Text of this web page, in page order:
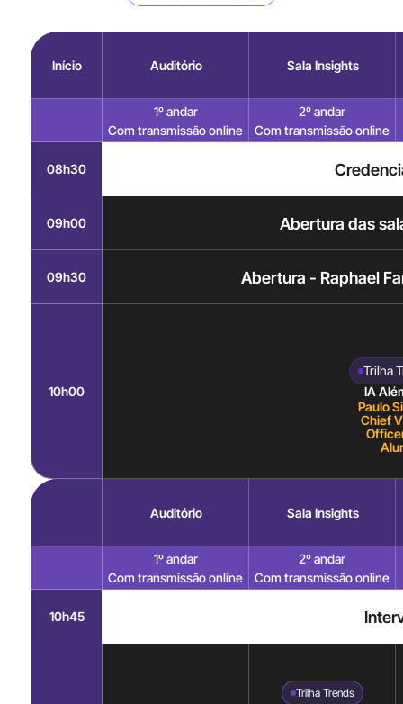
1º andar
Com transmissão online
2º andar
Com transmissão online
Início Auditório Sala Insights
1º andar
Com transmissão online
2º andar
Com transmissão online
Auditório Sala Insights
08h30
09h00 Abertura das
09h30 Abertura - Raphael
10h00
Trilha
IA
Hype:
até
que
Paulo
Chief
10h45
Trilha Trends